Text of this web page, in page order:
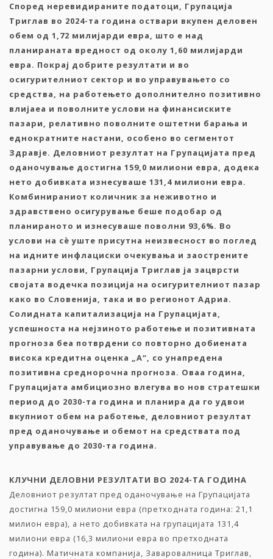
Според неревидираните податоци, Групација
Триглав во 2024-та година оствари вкупен деловен
обем од 1,72 милијарди евра, што е над
планираната вредност од околу 1,60 милијарди
евра. Покрај добрите резултати и во
осигурителниот сектор и во управувањето со
средства, на работењето дополнително позитивно
влијаеа и поволните услови на финансиските
пазари, релативно поволните оштетни барања и
еднократните настани, особено во сегментот
Здравје. Деловниот резултат на Групацијата пред
оданочување достигна 159,0 милиони евра, додека
нето добивката изнесуваше 131,4 милиони евра.
Комбинираниот количник за неживотно и
здравствено осигурување беше подобар од
планираното и изнесуваше поволни 93,6%. Во
услови на сè уште присутна неизвесност во поглед
на идните инфлациски очекувања и заострените
пазарни услови, Групација Триглав ја зацврсти
својата водечка позиција на осигурителниот пазар
како во Словенија, така и во регионот Адриа.
Солидната капитализација на Групацијата,
успешноста на нејзиното работење и позитивната
прогноза беа потврдени со повторно добиената
висока кредитна оценка „А“, со унапредена
позитивна среднорочна прогноза. Оваа година,
Групацијата амбициозно влегува во нов стратешки
период до 2030-та година и планира да го удвои
вкупниот обем на работење, деловниот резултат
пред оданочување и обемот на средствата под
управување до 2030-та година.
КЛУЧНИ ДЕЛОВНИ РЕЗУЛТАТИ ВО 2024-ТА ГОДИНА
Деловниот резултат пред оданочување на Групацијата
достигна 159,0 милиони евра (претходната година: 21,1
милион евра), а нето добивката на групацијата 131,4
милиони евра (16,3 милиони евра во претходната
година). Матичната компанија, Заваровалница Триглав,